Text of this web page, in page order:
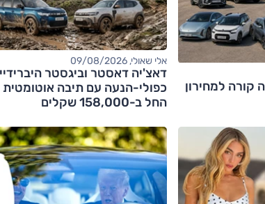
קורה למחירון
אלי שאולי, 09/08/2026
דאצ'יה דאסטר וביגסטר
כפולי-הנעה עם תיבה אוטומטית
החל ב-158,000 שקלים